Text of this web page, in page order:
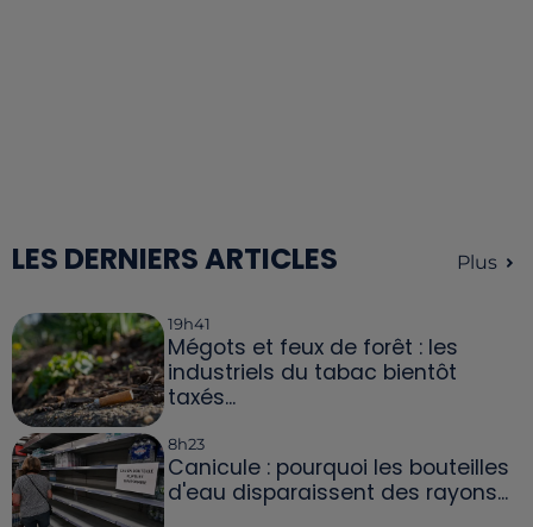
LES DERNIERS ARTICLES Plus
19h41
Mégots et feux de forêt : les
industriels du tabac bientôt
taxés...
8h23
Canicule : pourquoi les bouteilles
d'eau disparaissent des rayons...